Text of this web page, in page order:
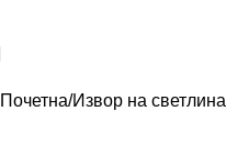
Почетна Извор на светлина